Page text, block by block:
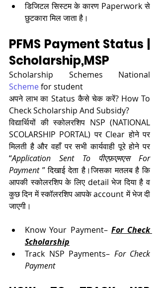
डिजिटल सिस्टम के कारण Paperwork से
छुटकारा मिल जाता है।
PFMS Payment Status |
Scholarship,MSP
Scheme for student
अपने लाभ का Status कैसे चेक करें? How To
Check Scholarship And Subsidy?
विद्यार्थियों की स्कोलरशिप NSP (NATIONAL
SCOLARSHIP PORTAL) पर Clear होने पर
मिलती है और वहाँ पर सभी कार्यवाही पूरे होने पर
“Application Sent To पीएफ़एमएस For
Payment ” दिखाई देता है।जिसका मतलब है कि
आपकी स्कोलरशिप के लिए detail भेज दिया है व
कुछ दिन में स्कॉलरशिप आपके account में भेज दी
जाएगी।
Know Your Payment– For Check
Scholarship
Track NSP Payments– For Check
Payment